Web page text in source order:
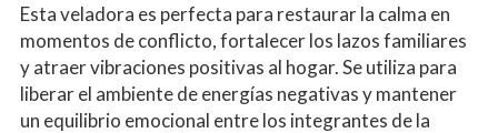
Esta veladora es perfecta para restaurar la calma en
momentos de conflicto, fortalecer los lazos familiares
y atraer vibraciones positivas al hogar. Se utiliza para
liberar el ambiente de energías negativas y mantener
un equilibrio emocional entre los integrantes de la